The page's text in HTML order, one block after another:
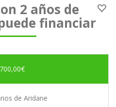
2 años de
financiar
de Aridane